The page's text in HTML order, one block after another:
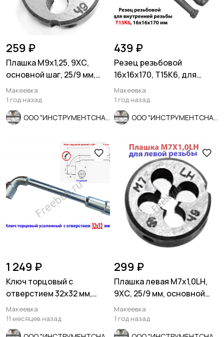
259 ₽
Плашка М9х1,25, 9ХС,
основной шаг, 25/9 мм,
ГОСТ 7740-71.
Макеевка
1 год назад
439 ₽
Резец резьбовой
16х16х170, Т15К6, для
внутренней резьбы, 2662-
0005.
Макеевка
1 год назад
1 249 ₽
Ключ торцовый с
отверстием 32х32 мм,
усил, L-образ, 2-х сторон,
Cr-V.
Макеевка
11 месяцев назад
299 ₽
Плашка левая М7х1,0LH,
9ХС, 25/9 мм, основной
шаг, ГОСТ 9740-71.
Макеевка
1 год назад